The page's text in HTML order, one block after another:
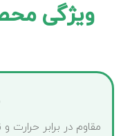
ویژگی
مقاوم در برابر